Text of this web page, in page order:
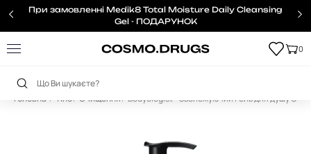
При замовленні Medik8 Total Moisture Daily Cleansing
Gel - ПОДАРУНОК
0
Головна Тіло Очищення Bodyologist - Зволожуючий гель для душу